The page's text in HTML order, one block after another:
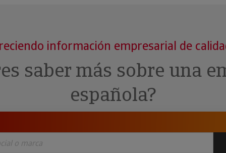
y ERP
· Recuperación de
Pública
Investigada
información empresarial de
saber más sobre una
española?